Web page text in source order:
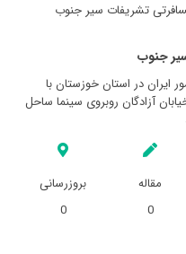
تشريفات سير جنوب
جنوب
در استان خوزستان با
آزادگان روبروی سینما ساحل
مقاله
0
بروزرسانی
0